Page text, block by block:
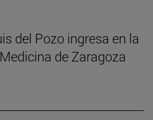
del Pozo ingresa en la
de Zaragoza